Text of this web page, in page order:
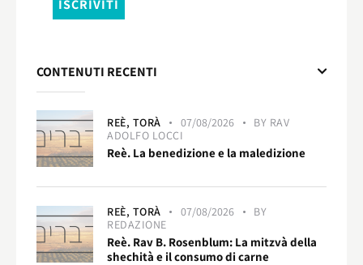
CONTENUTI RECENTI
REÈ, TORÀ 07/08/2026 BY RAV
ADOLFO LOCCI
Reè. La benedizione e la maledizione
REÈ, TORÀ 07/08/2026
BY
REDAZIONE
Reè. Rav B. Rosenblum: La mitzvà della
shechità e il consumo di carne